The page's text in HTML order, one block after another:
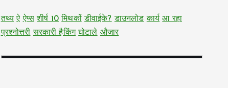
तथ्य ऐ ऐप्स शीर्ष 10 मिथकों डीवाईके? डाउनलोड कार्य आ रहा
प्रश्नोत्तरी सरकारी हैकिंग घोटाले औजार